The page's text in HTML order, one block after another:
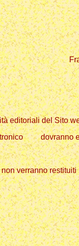
editoriali del Sito
dovranno
verranno restituiti